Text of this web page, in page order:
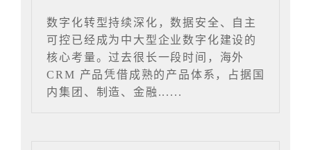
数字化转型持续深化，数据安全、自主
可控已经成为中大型企业数字化建设的
核心考量。过去很长一段时间，海外
CRM 产品凭借成熟的产品体系，占据国
内集团、制造、金融......